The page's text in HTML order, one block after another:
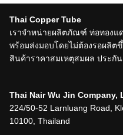
224/50-52 ถนนหลานห
ป้อมปราบศัตรูพ่าย กรุงเ
Thai Copper Tube
เราจำหน่ายผลิตภัณฑ์ ท่อทองแ
พร้อมส่งมอบโดยไม่ต้องรอผลิต
สินค้าราคาสมเหตุสมผล ประกั
Thai Nair Wu Jin Company,
224/50-52 Larnluang Road,
10100, Thailand